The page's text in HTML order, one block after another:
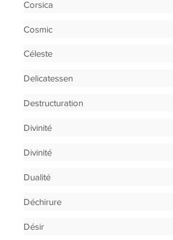
Corsica
Cosmic
Céleste
Delicatessen
Destructuration
Divinité
Divinité
Dualité
Déchirure
Désir